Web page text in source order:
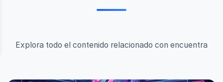
Explora todo el contenido relacionado con encuentra